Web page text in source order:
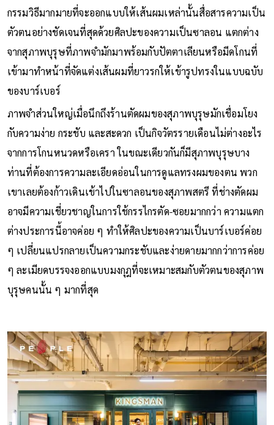
กรรมวิธีมากมายที่จะออกแบบให้เส้นผมเหล่านั้นสื่อสารความเป็น
ตัวตนอย่างชัดเจนที่สุดด้วยศิลปะของความเป็นซาลอน แตกต่าง
จากสุภาพบุรุษที่ภาพจำมักมาพร้อมกับปัตตาเลียนหรือมีดโกนที่
เข้ามาทำหน้าที่จัดแต่งเส้นผมที่ยาวรกให้เข้ารูปทรงในแบบฉบับ
ของบาร์เบอร์
ภาพจำส่วนใหญ่เมื่อนึกถึงร้านตัดผมของสุภาพบุรุษมักเชื่อมโยง
กับความง่าย กระชับ และสะดวก เป็นกิจวัตรรายเดือนไม่ต่างอะไร
จากการโกนหนวดหรือเครา ในขณะเดียวกันก็มีสุภาพบุรุษบาง
ท่านที่ต้องการความละเอียดอ่อนในการดูแลทรงผมของตน พวก
เขาเลยต้องก้าวเดินเข้าไปในซาลอนของสุภาพสตรี ที่ช่างตัดผม
อาจมีความเชี่ยวชาญในการใช้กรรไกรตัด-ซอยมากกว่า ความแตก
ต่างประการนี้อาจค่อย ๆ ทำให้ศิลปะของความเป็นบาร์เบอร์ค่อย
ๆ เปลี่ยนแปรกลายเป็นความกระชับและง่ายดายมากกว่าการค่อย
ๆ ละเมียดบรรจงออกแบบมงกุฎที่จะเหมาะสมกับตัวตนของสุภาพ
บุรุษคนนั้น ๆ มากที่สุด